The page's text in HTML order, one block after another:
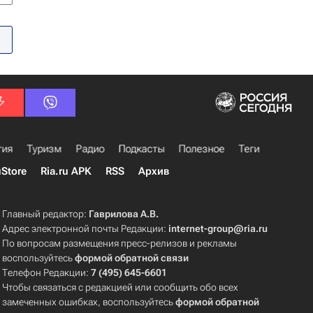
Туризм Радио Подкасты Полезное
Теги
Ria.ru APK RSS Архив
Главный редактор: Гаврилова А.В.
Адрес электронной почты Редакции:internet-group@ria.ru
По вопросам размещения пресс-релизов и рекламы
воспользуйтесьформой обратной связи
Телефон Редакции:7 (495) 645-6601
Чтобы связаться с редакцией или сообщить обо всех
замеченных ошибках, воспользуйтесьформой обратной